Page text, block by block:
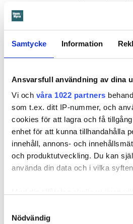
Samtycke Information
Ansvarsfull användning av dina
Vi och våra 1022 partners
som t.ex. ditt IP-nummer, och
cookies för att lagra och få
enhet för att kunna tillhandahålla
innehåll, annons- och
och produktutveckling. Du kan
använda din data och i vilka
som kan ha en noggrannhet
Nödvändig
sprickan har kunnat uppstå.
att upptäcka, menar han.
Tyckte inte renovering var
Värden har en annan uppfattning,
om att renovera hela lägenheten.
hyresgästen att både kök och
skick, och att det inte fanns behov
Hade hyresgästen redan då varnat
skadorna inte blivit lika
menar värden.
kontraktet skulle upphöra från
som den var och satt där den satt